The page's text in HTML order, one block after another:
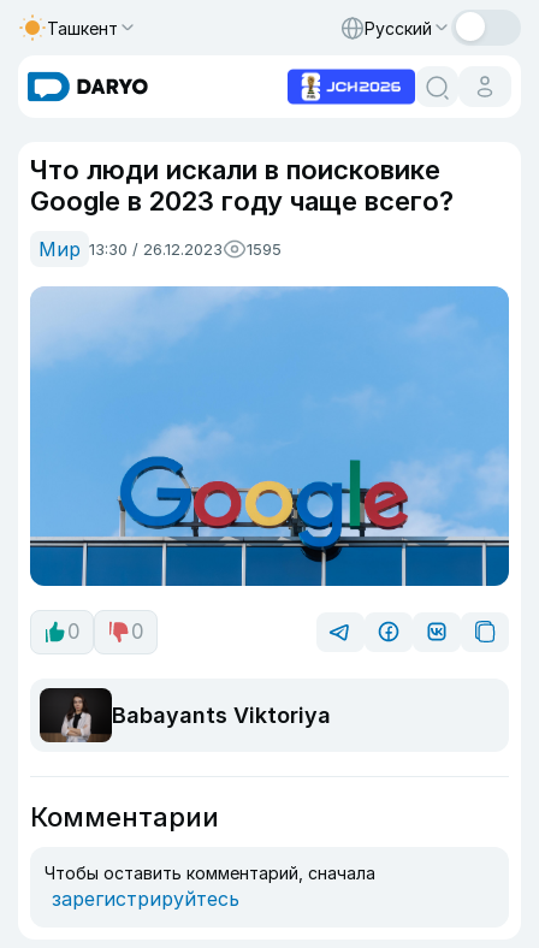
Ташкент Русский
Что люди искали в поисковике
Google в 2023 году чаще всего?
Мир 13:30 / 26.12.2023 1595
0 0
Babayants Viktoriya
Комментарии
Чтобы оставить комментарий, сначала
зарегистрируйтесь